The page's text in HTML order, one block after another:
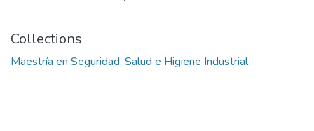
Collections
Maestría en Seguridad, Salud e Higiene Industrial